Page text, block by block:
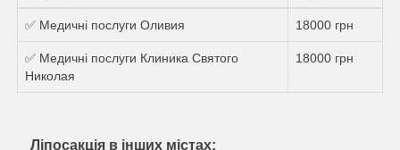
✅ Медичні послуги Оливия 18000 грн
✅ Медичні послуги Клиника Святого
Николая
18000 грн
Ліпосакція в інших містах: